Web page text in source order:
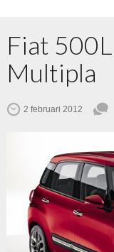
Fiat
Multipla
2 februari 2012